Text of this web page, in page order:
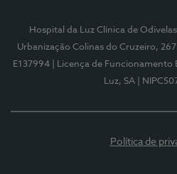
Hospital da Luz Clínica de Odivelas
Urbanização Colinas do Cruzeiro,
E137994
| Licença de Funcionamento
Luz, SA
|
Política de